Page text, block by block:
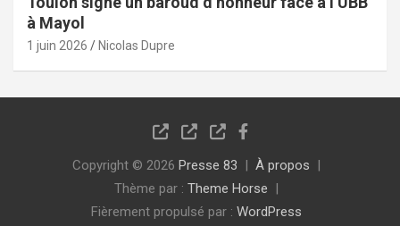
à Mayol
1 juin 2026 Nicolas Dupre
Copyright © 2026 Presse 83
À propos
Thème par : Theme Horse
Fièrement propulsé par : WordPress